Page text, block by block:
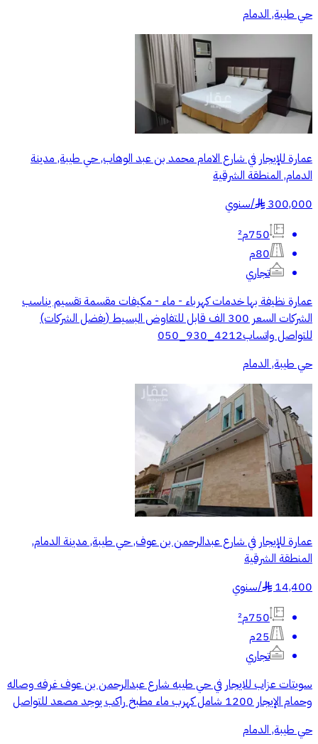
حي طيبة, الدمام
عمارة للإيجار في شارع الامام محمد بن عبد الوهاب, حي طيبة, مدينة
الدمام, المنطقة الشرقية
300,000
§
/سنوي
750م²
80م
تجاري
عمارة نظيفة بها خدمات كهرباء - ماء - مكيفات مقسمة تقسيم يناسب
الشركات السعر 300 الف قابل للتفاوض البسيط (يفضل الشركات)
للتواصل واتساب4212_930_050
حي طيبة, الدمام
عمارة للإيجار في شارع عبدالرحمن بن عوف, حي طيبة, مدينة الدمام,
المنطقة الشرقية
14,400
§
/سنوي
750م²
25م
تجاري
سويتات عزاب للايجار في حي طيبه شارع عبدالرحمن بن عوف غرفه وصاله
وحمام الإيجار 1200 شامل كهرب ماء مطبخ راكب يوجد مصعد للتواصل
حي طيبة, الدمام